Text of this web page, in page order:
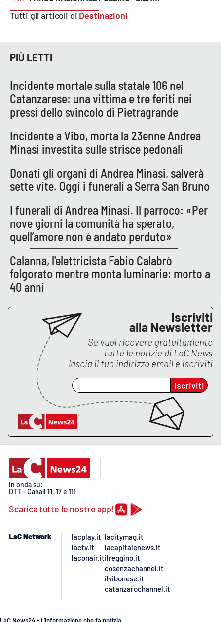
Laconair.it
Lacapitalenews.it
Ilreggino.it
Cosenzachannel.it
Ilvibonese.it
Catanzarochannel.it
APP
Android
Apple
Tutti gli articoli di Destinazioni
PIÙ LETTI
Incidente mortale sulla statale 106 nel
Catanzarese: una vittima e tre feriti nei
pressi dello svincolo di Pietragrande
Incidente a Vibo, morta la 23enne Andrea
Minasi investita sulle strisce pedonali
Donati gli organi di Andrea Minasi, salverà
sette vite. Oggi i funerali a Serra San Bruno
I funerali di Andrea Minasi. Il parroco: «Per
nove giorni la comunità ha sperato,
quell’amore non è andato perduto»
Calanna, l'elettricista Fabio Calabrò
folgorato mentre monta luminarie: morto a
40 anni
Iscriviti
alla Newsletter
Se vuoi ricevere gratuitamente
tutte le notizie di LaC News
lascia il tuo indirizzo email e iscriviti
Iscriviti
In onda su:
DTT - Canali 11, 17 e 111
Scarica tutte le nostre app!
LaC Network
lacplay.it
lactv.it
laconair.it
lacitymag.it
lacapitalenews.it
ilreggino.it
cosenzachannel.it
ilvibonese.it
catanzarochannel.it
LaC News24 - L’informazione che fa notizia